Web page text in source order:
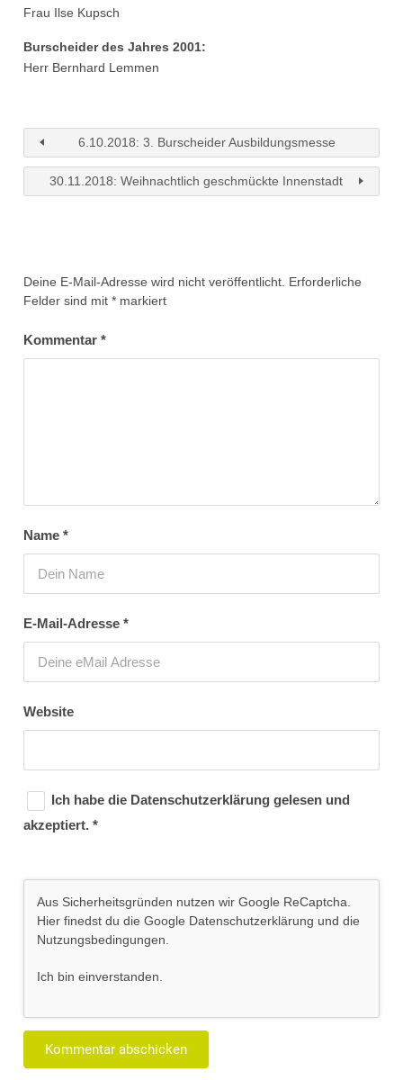
Frau Ilse Kupsch
Burscheider des Jahres 2001:
Herr Bernhard Lemmen
6.10.2018: 3. Burscheider Ausbildungsmesse
30.11.2018: Weihnachtlich geschmückte Innenstadt
Deine E-Mail-Adresse wird nicht veröffentlicht. Erforderliche
Felder sind mit * markiert
Kommentar *
Name *
E-Mail-Adresse *
Website
Ich habe die Datenschutzerklärung gelesen und
akzeptiert. *
Aus Sicherheitsgründen nutzen wir Google ReCaptcha.
Hier finedst du die Google Datenschutzerklärung und die
Nutzungsbedingungen
Ich bin einverstanden